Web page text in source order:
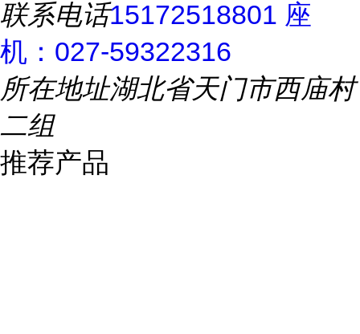
联系电话15172518801 座
机：027-59322316
所在地址湖北省天门市西庙村
二组
推荐产品